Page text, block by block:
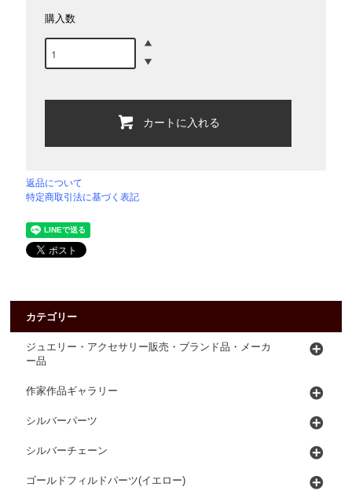
購入数
カートに入れる
返品について
特定商取引法に基づく表記
カテゴリー
ジュエリー・アクセサリー販売・ブランド品・メーカ
ー品
作家作品ギャラリー
シルバーパーツ
シルバーチェーン
ゴールドフィルドパーツ(イエロー)